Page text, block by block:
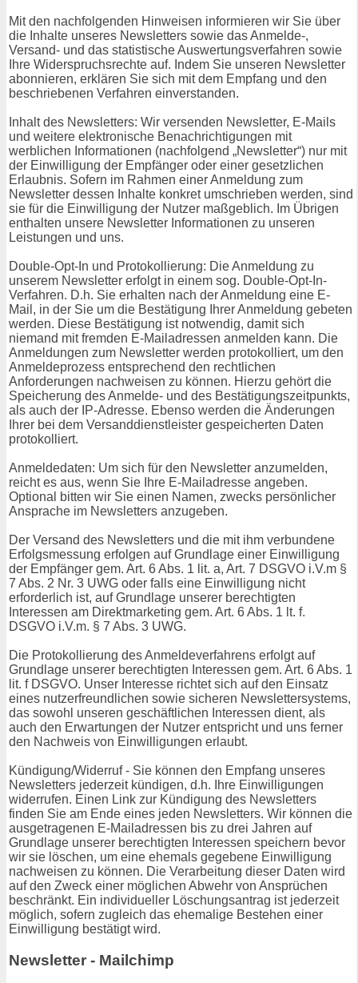
Mit den nachfolgenden Hinweisen informieren wir Sie über
die Inhalte unseres Newsletters sowie das Anmelde-,
Versand- und das statistische Auswertungsverfahren sowie
Ihre Widerspruchsrechte auf. Indem Sie unseren Newsletter
abonnieren, erklären Sie sich mit dem Empfang und den
beschriebenen Verfahren einverstanden.
Inhalt des Newsletters: Wir versenden Newsletter, E-Mails
und weitere elektronische Benachrichtigungen mit
werblichen Informationen (nachfolgend „Newsletter“) nur mit
der Einwilligung der Empfänger oder einer gesetzlichen
Erlaubnis. Sofern im Rahmen einer Anmeldung zum
Newsletter dessen Inhalte konkret umschrieben werden, sind
sie für die Einwilligung der Nutzer maßgeblich. Im Übrigen
enthalten unsere Newsletter Informationen zu unseren
Leistungen und uns.
Double-Opt-In und Protokollierung: Die Anmeldung zu
unserem Newsletter erfolgt in einem sog. Double-Opt-In-
Verfahren. D.h. Sie erhalten nach der Anmeldung eine E-
Mail, in der Sie um die Bestätigung Ihrer Anmeldung gebeten
werden. Diese Bestätigung ist notwendig, damit sich
niemand mit fremden E-Mailadressen anmelden kann. Die
Anmeldungen zum Newsletter werden protokolliert, um den
Anmeldeprozess entsprechend den rechtlichen
Anforderungen nachweisen zu können. Hierzu gehört die
Speicherung des Anmelde- und des Bestätigungszeitpunkts,
als auch der IP-Adresse. Ebenso werden die Änderungen
Ihrer bei dem Versanddienstleister gespeicherten Daten
protokolliert.
Anmeldedaten: Um sich für den Newsletter anzumelden,
reicht es aus, wenn Sie Ihre E-Mailadresse angeben.
Optional bitten wir Sie einen Namen, zwecks persönlicher
Ansprache im Newsletters anzugeben.
Der Versand des Newsletters und die mit ihm verbundene
Erfolgsmessung erfolgen auf Grundlage einer Einwilligung
der Empfänger gem. Art. 6 Abs. 1 lit. a, Art. 7 DSGVO i.V.m §
7 Abs. 2 Nr. 3 UWG oder falls eine Einwilligung nicht
erforderlich ist, auf Grundlage unserer berechtigten
Interessen am Direktmarketing gem. Art. 6 Abs. 1 lt. f.
DSGVO i.V.m. § 7 Abs. 3 UWG.
Die Protokollierung des Anmeldeverfahrens erfolgt auf
Grundlage unserer berechtigten Interessen gem. Art. 6 Abs. 1
lit. f DSGVO. Unser Interesse richtet sich auf den Einsatz
eines nutzerfreundlichen sowie sicheren Newslettersystems,
das sowohl unseren geschäftlichen Interessen dient, als
auch den Erwartungen der Nutzer entspricht und uns ferner
den Nachweis von Einwilligungen erlaubt.
Kündigung/Widerruf - Sie können den Empfang unseres
Newsletters jederzeit kündigen, d.h. Ihre Einwilligungen
widerrufen. Einen Link zur Kündigung des Newsletters
finden Sie am Ende eines jeden Newsletters. Wir können die
ausgetragenen E-Mailadressen bis zu drei Jahren auf
Grundlage unserer berechtigten Interessen speichern bevor
wir sie löschen, um eine ehemals gegebene Einwilligung
nachweisen zu können. Die Verarbeitung dieser Daten wird
auf den Zweck einer möglichen Abwehr von Ansprüchen
beschränkt. Ein individueller Löschungsantrag ist jederzeit
möglich, sofern zugleich das ehemalige Bestehen einer
Einwilligung bestätigt wird.
Newsletter - Mailchimp